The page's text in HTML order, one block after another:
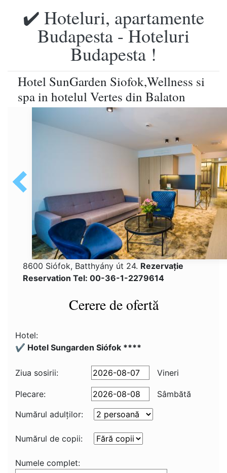
✔️ Hoteluri, apartamente
Budapesta - Hoteluri
Budapesta !
Hotel SunGarden Siofok,Wellness si
spa in hotelul Vertes din Balaton
8600 Siófok, Batthyány út 24. Rezervaţie
Reservation Tel: 00-36-1-2279614
Cerere de ofertă
Hotel:
✔️ Hotel Sungarden Siófok ****
Ziua sosirii: Vineri
Plecare:
Sâmbătă
Numărul adulţilor:
Numărul de copii:
Numele complet: